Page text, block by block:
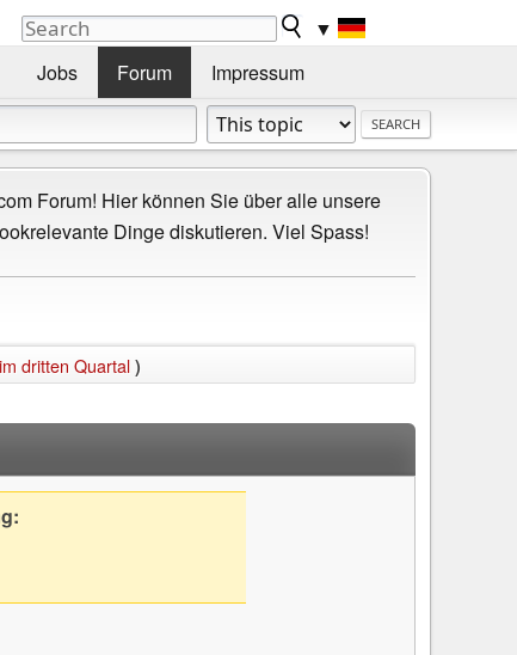
▼
Jobs Forum Impressum
Forum! Hier können Sie über alle unsere
Dinge diskutieren. Viel Spass!
dritten Quartal )